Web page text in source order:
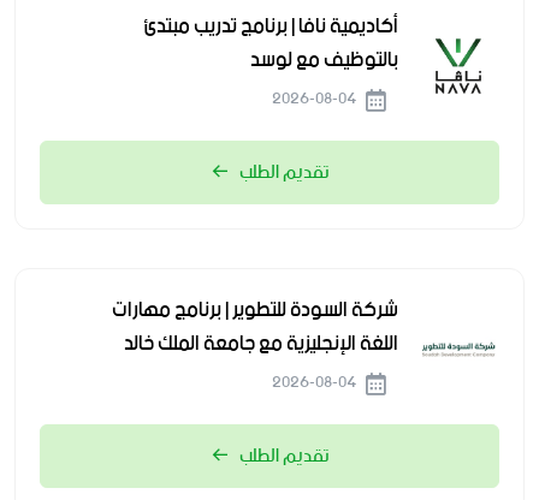
أكاديمية نافا | برنامج تدريب مبتدئ
بالتوظيف مع لوسد
تقديم الطلب
شركة السودة للتطوير | برنامج مهارات
اللغة الإنجليزية مع جامعة الملك خالد
تقديم الطلب